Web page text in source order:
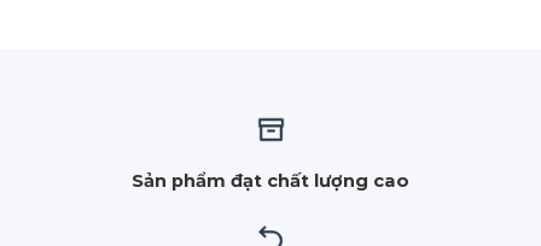
Sản phẩm đạt chất lượng cao